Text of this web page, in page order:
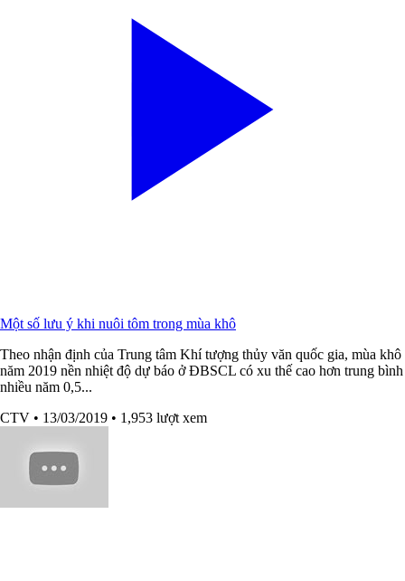
Một số lưu ý khi nuôi tôm trong mùa khô
Theo nhận định của Trung tâm Khí tượng thủy văn quốc gia, mùa khô
năm 2019 nền nhiệt độ dự báo ở ĐBSCL có xu thế cao hơn trung bình
nhiều năm 0,5...
CTV • 13/03/2019 • 1,953 lượt xem